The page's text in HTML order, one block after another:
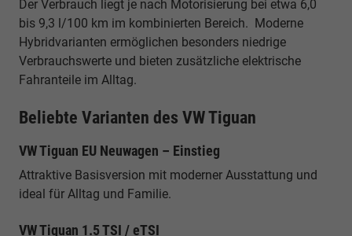
Der Verbrauch liegt je nach Motorisierung bei etwa 6,0
bis 9,3 l/100 km im kombinierten Bereich. Moderne
Hybridvarianten ermöglichen besonders niedrige
Verbrauchswerte und bieten zusätzliche elektrische
Fahranteile im Alltag.
Beliebte Varianten des VW Tiguan
VW Tiguan EU Neuwagen – Einstieg
Attraktive Basisversion mit moderner Ausstattung und
ideal für Alltag und Familie.
VW Tiguan 1.5 TSI / eTSI